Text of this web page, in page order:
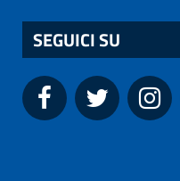
SEGUICI SU